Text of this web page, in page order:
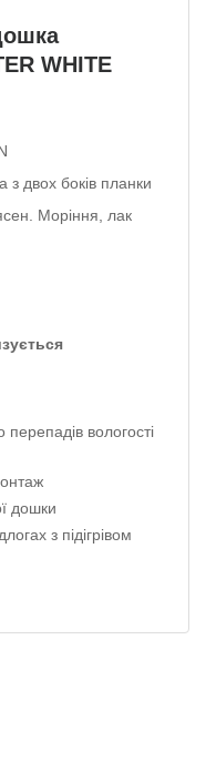
WHITE
двох боків планки
Моріння, лак
перепадів вологості
дошки
з підігрівом